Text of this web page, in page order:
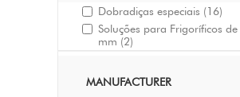
Dobradiças especiais (16)
Soluções para Frigoríficos
mm (2)
MANUFACTURER